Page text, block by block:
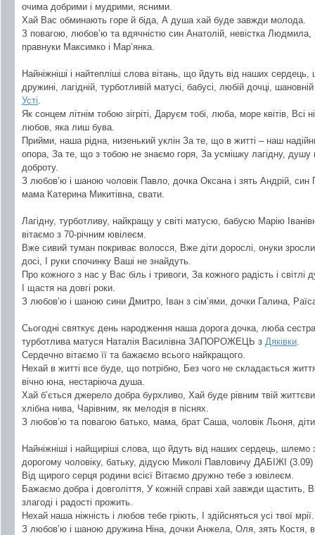
очима добрими і мудрими, ясними.
Хай Вас обминають горе й біда, А душа хай буде завжди молода.
З повагою, любов’ю та вдячністю син Анатолій, невістка
правнуки Максимко і Мар’янка.
Найніжніші і найтепліші слова вітань, що йдуть від наших
дружині, лагідній, турботливій матусі, бабусі, любій дочці,
Усті
Як сонцем літнім тобою зігріті, Даруєм тобі, люба, море квітів,
любов, яка лиш бува.
Прийми, наша рідна, низенький уклін За те, що в житті – наш
опора, За те, що з тобою не знаємо горя, За усмішку лагідну,
доброту.
З любов’ю і шаною чоловік Павло, дочка Оксана і зять Андрій, син
мама Катерина Микитівна, свати.
Лагідну, турботливу, найкращу у світі матусю, бабусю Марію
вітаємо з 70-річним ювілеєм.
Вже сивий туман покриває волосся, Вже діти дорослі, онуки
досі, І руки спочинку Ваші не знайдуть.
Про кожного з нас у Вас біль і тривоги, За кожного радість і
І щастя на довгі роки.
З любов’ю і шаною сини Дмитро, Іван з сім’ями, дочки Галина,
Сьогодні святкує день народження наша дорога дочка, люба
турботлива матуся Наталія Василівна ЗАПОРОЖЕЦЬ з Дяківки
Сердечно вітаємо її та бажаємо всього найкращого.
Нехай в житті все буде, що потрібно, Без чого не складається
вічно юна, нестаріюча душа.
Хай б’ється джерело добра бурхливо, Хай буде рівним твій
хлібна нива, Чарівним, як мелодія в піснях.
З любов’ю та повагою батько, мама, брат Саша, чоловік Льоня,
Найніжніші і найщиріші слова, що йдуть від наших сердець, шлемо
дорогому чоловіку, батьку, дідусю Миколі Павловичу ДАБІЖІ
Від щирого серця родини всієї Вітаємо дружно тебе з ювілеєм.
Бажаємо добра і довголіття, У кожній справі хай завжди щастить,
злагоді і радості прожить.
Нехай наша ніжність і любов тебе гріють, І здійсняться усі твої мрії.
З любов’ю і шаною дружина Ніна, дочки Анжела, Оля, зять Костя,